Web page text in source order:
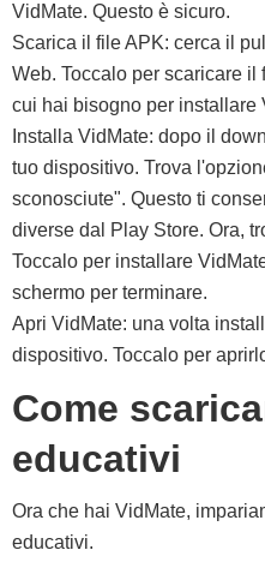
VidMate. Questo è sicuro.
Scarica il file APK: cerca il
Web. Toccalo per scaricare
cui hai bisogno per installare
Installa VidMate: dopo il
tuo dispositivo. Trova
sconosciute". Questo ti
diverse dal Play Store. Ora,
Toccalo per installare
schermo per terminare.
Apri VidMate: una volta
dispositivo. Toccalo per
Come
educativi
Ora che hai VidMate,
educativi.